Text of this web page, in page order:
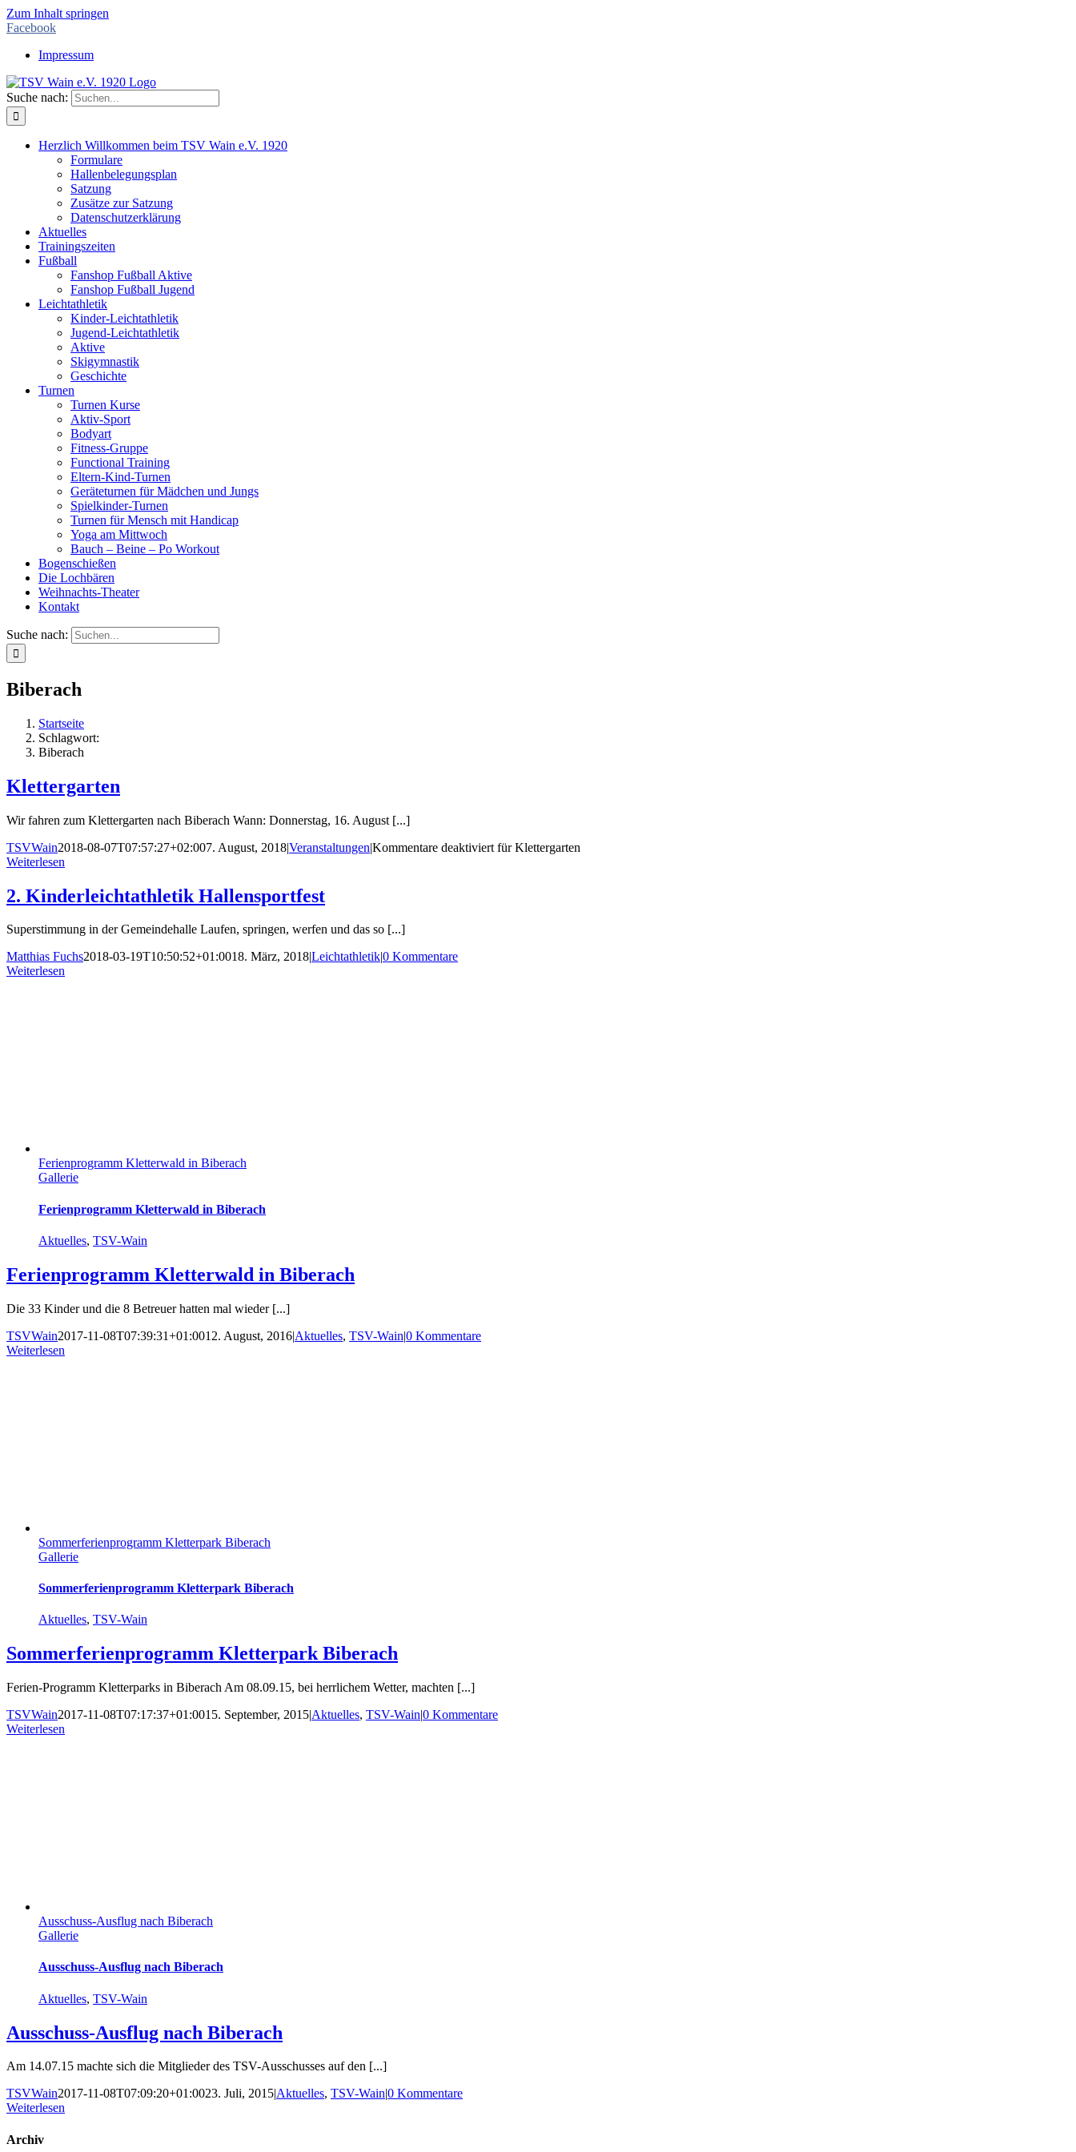
Zum Inhalt springen
Facebook
Impressum
Suche nach:
Herzlich Willkommen beim TSV Wain e.V. 1920
Formulare
Hallenbelegungsplan
Satzung
Zusätze zur Satzung
Datenschutzerklärung
Aktuelles
Trainingszeiten
Fußball
Fanshop Fußball Aktive
Fanshop Fußball Jugend
Leichtathletik
Kinder-Leichtathletik
Jugend-Leichtathletik
Aktive
Skigymnastik
Geschichte
Turnen
Turnen Kurse
Aktiv-Sport
Bodyart
Fitness-Gruppe
Functional Training
Eltern-Kind-Turnen
Geräteturnen für Mädchen und Jungs
Spielkinder-Turnen
Turnen für Mensch mit Handicap
Yoga am Mittwoch
Bauch – Beine – Po Workout
Bogenschießen
Die Lochbären
Weihnachts-Theater
Kontakt
Suche nach:
Biberach
Startseite
Schlagwort:
Biberach
Klettergarten
Wir fahren zum Klettergarten nach Biberach Wann: Donnerstag, 16. August [...]
TSVWain2018-08-07T07:57:27+02:007. August, 2018|Veranstaltungen|Kommentare deaktiviert für Klettergarten
Weiterlesen
2. Kinderleichtathletik Hallensportfest
Superstimmung in der Gemeindehalle Laufen, springen, werfen und das so [...]
Matthias Fuchs2018-03-19T10:50:52+01:0018. März, 2018|Leichtathletik|0 Kommentare
Weiterlesen
Ferienprogramm Kletterwald in Biberach
Gallerie
Ferienprogramm Kletterwald in Biberach
Aktuelles, TSV-Wain
Ferienprogramm Kletterwald in Biberach
Die 33 Kinder und die 8 Betreuer hatten mal wieder [...]
TSVWain2017-11-08T07:39:31+01:0012. August, 2016|Aktuelles, TSV-Wain|0 Kommentare
Weiterlesen
Sommerferienprogramm Kletterpark Biberach
Gallerie
Sommerferienprogramm Kletterpark Biberach
Aktuelles, TSV-Wain
Sommerferienprogramm Kletterpark Biberach
Ferien-Programm Kletterparks in Biberach Am 08.09.15, bei herrlichem Wetter, machten [...]
TSVWain2017-11-08T07:17:37+01:0015. September, 2015|Aktuelles, TSV-Wain|0 Kommentare
Weiterlesen
Ausschuss-Ausflug nach Biberach
Gallerie
Ausschuss-Ausflug nach Biberach
Aktuelles, TSV-Wain
Ausschuss-Ausflug nach Biberach
Am 14.07.15 machte sich die Mitglieder des TSV-Ausschusses auf den [...]
TSVWain2017-11-08T07:09:20+01:0023. Juli, 2015Aktuelles, TSV-Wain0 Kommentare
Weiterlesen
Archiv